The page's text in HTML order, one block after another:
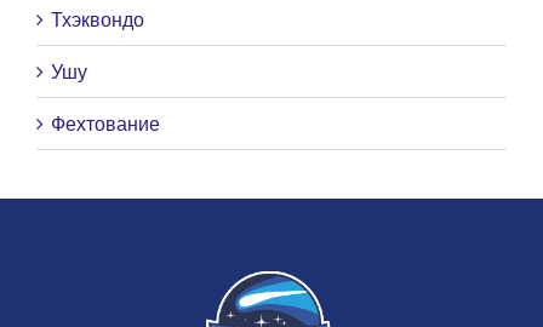
Тхэквондо
Ушу
Фехтование